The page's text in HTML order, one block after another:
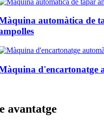
automàtica de
d'encartonatge
avantatge